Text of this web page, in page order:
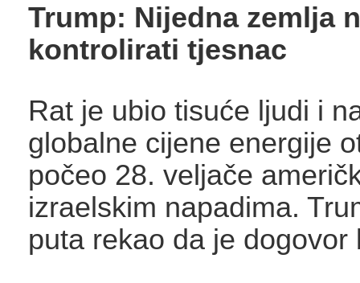
Trump: Nijedna zemlja
kontrolirati tjesnac
Rat je ubio tisuće ljudi i
globalne cijene energije
počeo 28. veljače
izraelskim napadima.
puta rekao da je dogovor